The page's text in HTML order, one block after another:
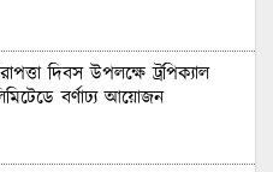
দিবস উপলক্ষে ট্রপিক্যাল
বর্ণাঢ্য আয়োজন